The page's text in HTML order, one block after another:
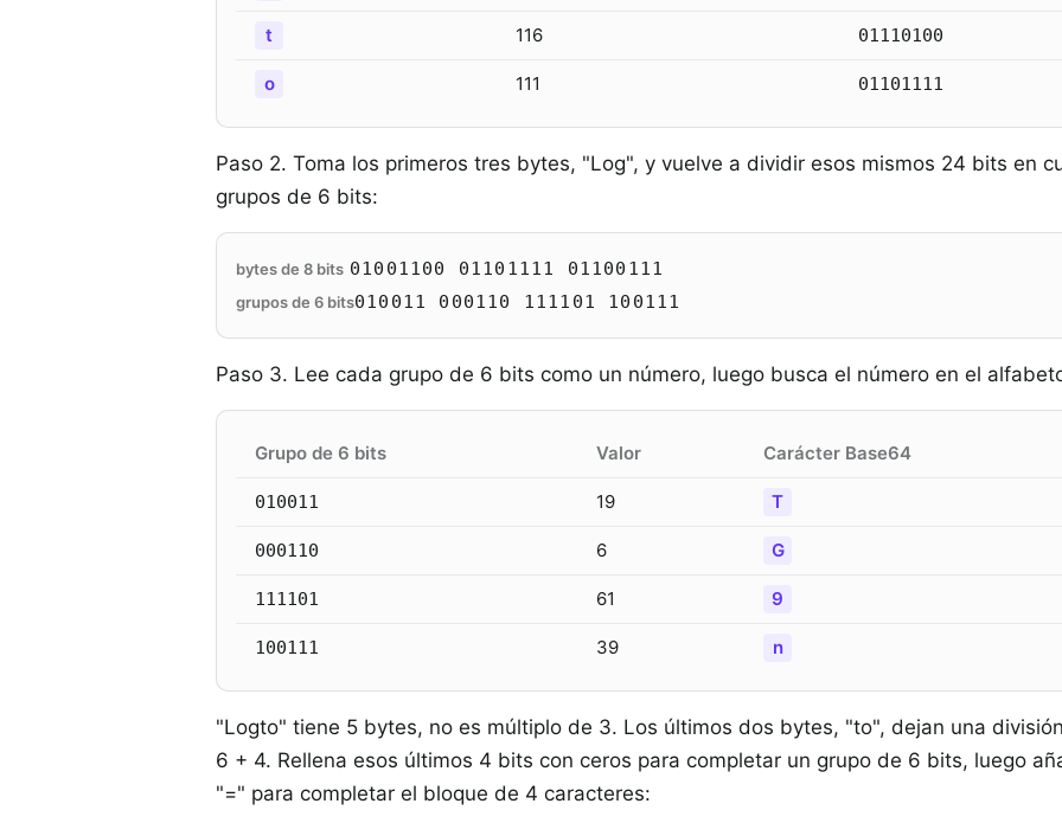
t 116 01110100
o 111 01101111
Paso 2. Toma los primeros tres bytes, "Log", y vuelve a dividir esos mismos 24 bits en
grupos de 6 bits:
bytes de 8 bits 01001100 01101111 01100111
grupos de 6 bits010011 000110 111101 100111
Paso 3. Lee cada grupo de 6 bits como un número, luego busca el número en el
Grupo de 6 bits Valor Carácter Base64
010011 19 T
000110 6 G
111101 61 9
100111 39 n
"Logto" tiene 5 bytes, no es múltiplo de 3. Los últimos dos bytes, "to", dejan una
6 + 4. Rellena esos últimos 4 bits con ceros para completar un grupo de 6 bits, luego
"=" para completar el bloque de 4 caracteres: